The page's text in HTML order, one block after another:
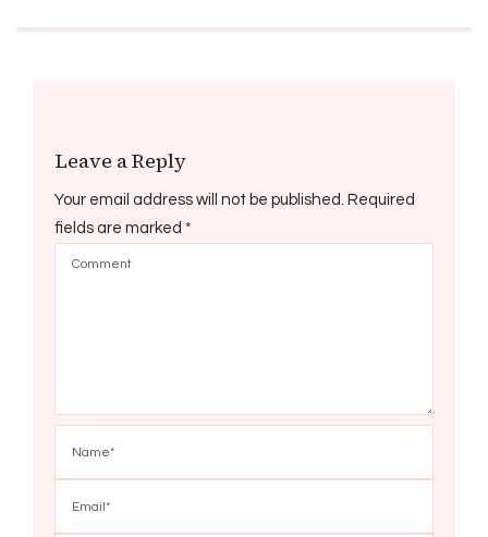
Leave a Reply
Your email address will not be published.
Required
fields are marked *